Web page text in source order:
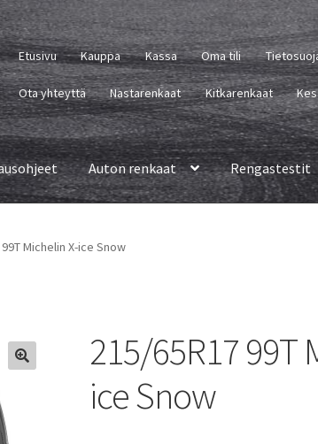
Etusivu Kauppa Kassa Oma tili
Ota yhteyttä Nastarenkaat Kitkarenkaat
Auton renkaat Rengastestit
Michelin X-ice Snow
215/65R17 99T
ice Snow